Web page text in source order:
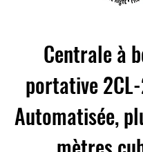
Centrale à
portative
Automatisée,